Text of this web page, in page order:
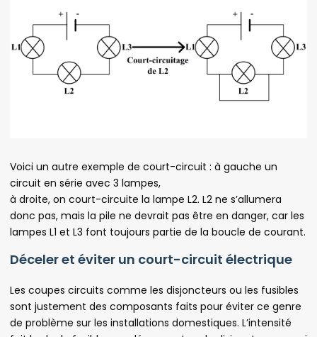
Voici un autre exemple de court-circuit : à gauche un
circuit en série avec 3 lampes,
à droite, on court-circuite la lampe L2. L2 ne s’allumera
donc pas, mais la pile ne devrait pas être en danger, car les
lampes L1 et L3 font toujours partie de la boucle de courant.
Déceler et éviter un court-circuit électrique
Les coupes circuits comme les disjoncteurs ou les fusibles
sont justement des composants faits pour éviter ce genre
de problème sur les installations domestiques. L’intensité